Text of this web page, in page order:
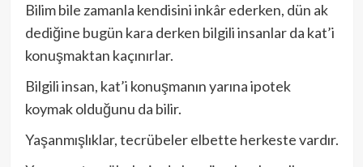
Bilim bile zamanla kendisini inkâr ederken, dün ak
dediğine bugün kara derken bilgili insanlar da kat’i
konuşmaktan kaçınırlar.
Bilgili insan, kat’i konuşmanın yarına ipotek
koymak olduğunu da bilir.
Yaşanmışlıklar, tecrübeler elbette herkeste vardır.